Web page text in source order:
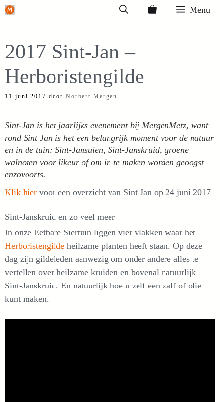
Ga
inhoud
Menu
2017 Sint-Jan –
Herboristengilde
11 juni 2017 door Norbert Mergen
Sint-Jan is het jaarlijks evenement bij MergenMetz, want
rond Sint Jan is het een belangrijk moment voor de natuur
en in de tuin: Sint-Jansuien, Sint-Janskruid, groene
walnoten voor likeur of om in te maken worden geoogst
enzovoorts.
Klik hier voor een overzicht van Sint Jan op 24 juni 2017
Sint-Janskruid en zo veel meer
In onze Eetbare Siertuin liggen vier vlakken waar het
Herboristengilde heilzame planten heeft staan. Op deze
dag zijn gildeleden aanwezig om onder andere alles te
vertellen over heilzame kruiden en bovenal natuurlijk
Sint-Janskruid. En natuurlijk hoe u zelf een zalf of olie
kunt maken.